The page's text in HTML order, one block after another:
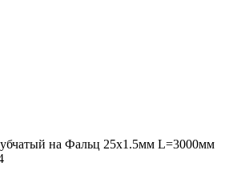
на Фальц 25х1.5мм L=3000мм